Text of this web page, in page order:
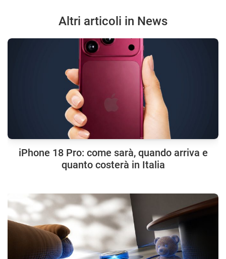
Altri articoli in News
iPhone 18 Pro: come sarà, quando arriva e
quanto costerà in Italia